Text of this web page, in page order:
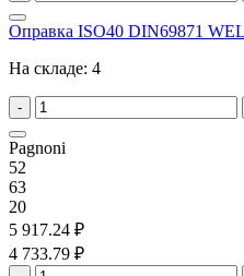
Оправка ISO40 DIN69871
На складе: 4
-
Pagnoni
52
63
20
5 917.24 ₽
4 733.79 ₽